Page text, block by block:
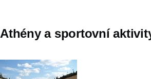
Athény a sportovní